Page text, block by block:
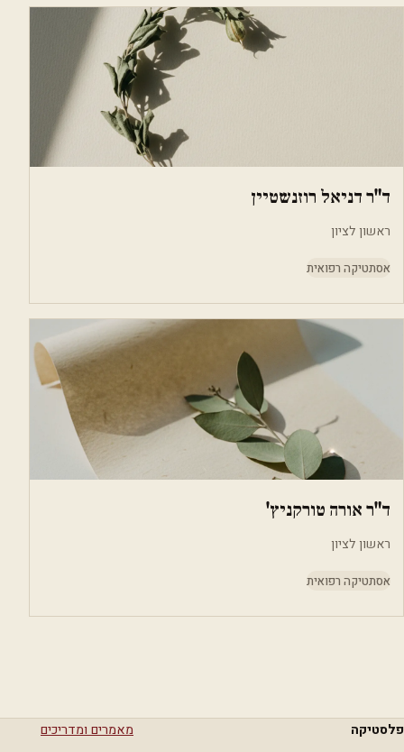
ד"ר דניאל רוזנשטיין
ראשון לציון
אסתטיקה רפואית
ד"ר אורה טורקניץ'
ראשון לציון
אסתטיקה רפואית
פלסטיקה
מאמרים ומדריכים